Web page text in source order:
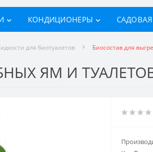
КОНДИЦИОНЕРЫ
для биотуалетов Биосостав для
ЯМ И